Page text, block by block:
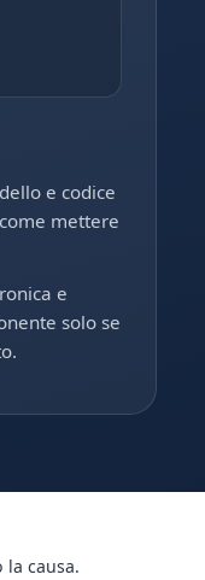
e codice
mettere
e
solo se
causa.